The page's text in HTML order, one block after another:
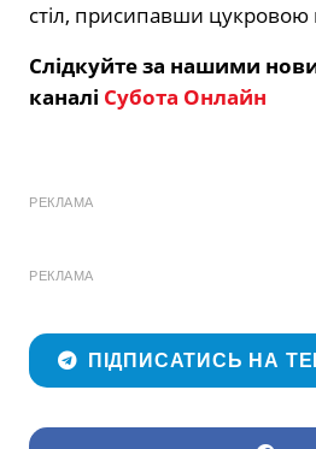
стіл, присипавши
Слідкуйте за нашими
каналі Субота Онлайн
РЕКЛАМА
РЕКЛАМА
ПІДПИСАТИСЬ НА